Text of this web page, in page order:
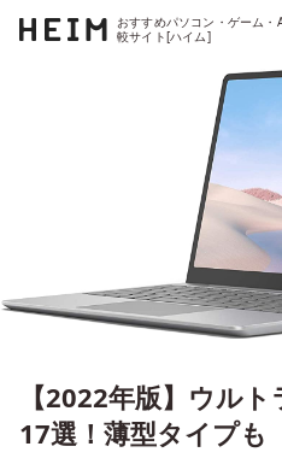
おすすめパソコン・ゲーム・
較サイト[ハイム]
【2022年版】ウル
17選！薄型タイプも